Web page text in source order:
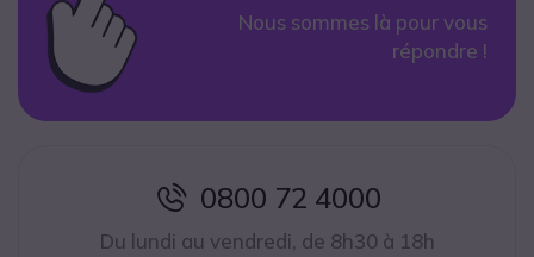
Nous sommes là pour vous
répondre !
icon
0800 72 4000
Du lundi au vendredi, de 8h30 à 18h